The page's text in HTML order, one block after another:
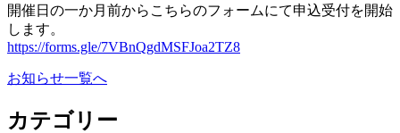
開催日の一か月前からこちらのフォームにて申込受付を開始
します。
https://forms.gle/7VBnQgdMSFJoa2TZ8
お知らせ一覧へ
カテゴリー